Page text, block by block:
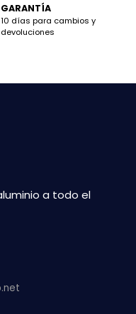
GARANTÍA
10 días para cambios y
devoluciones
a todo el